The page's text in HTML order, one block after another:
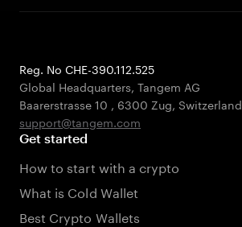
Reg. No CHE-390.112.525
Global Headquarters, Tangem AG
Baarerstrasse 10 , 6300 Zug, Switzerland
support@tangem.com
Get started
How to start with a crypto
What is Cold Wallet
Best Crypto Wallets